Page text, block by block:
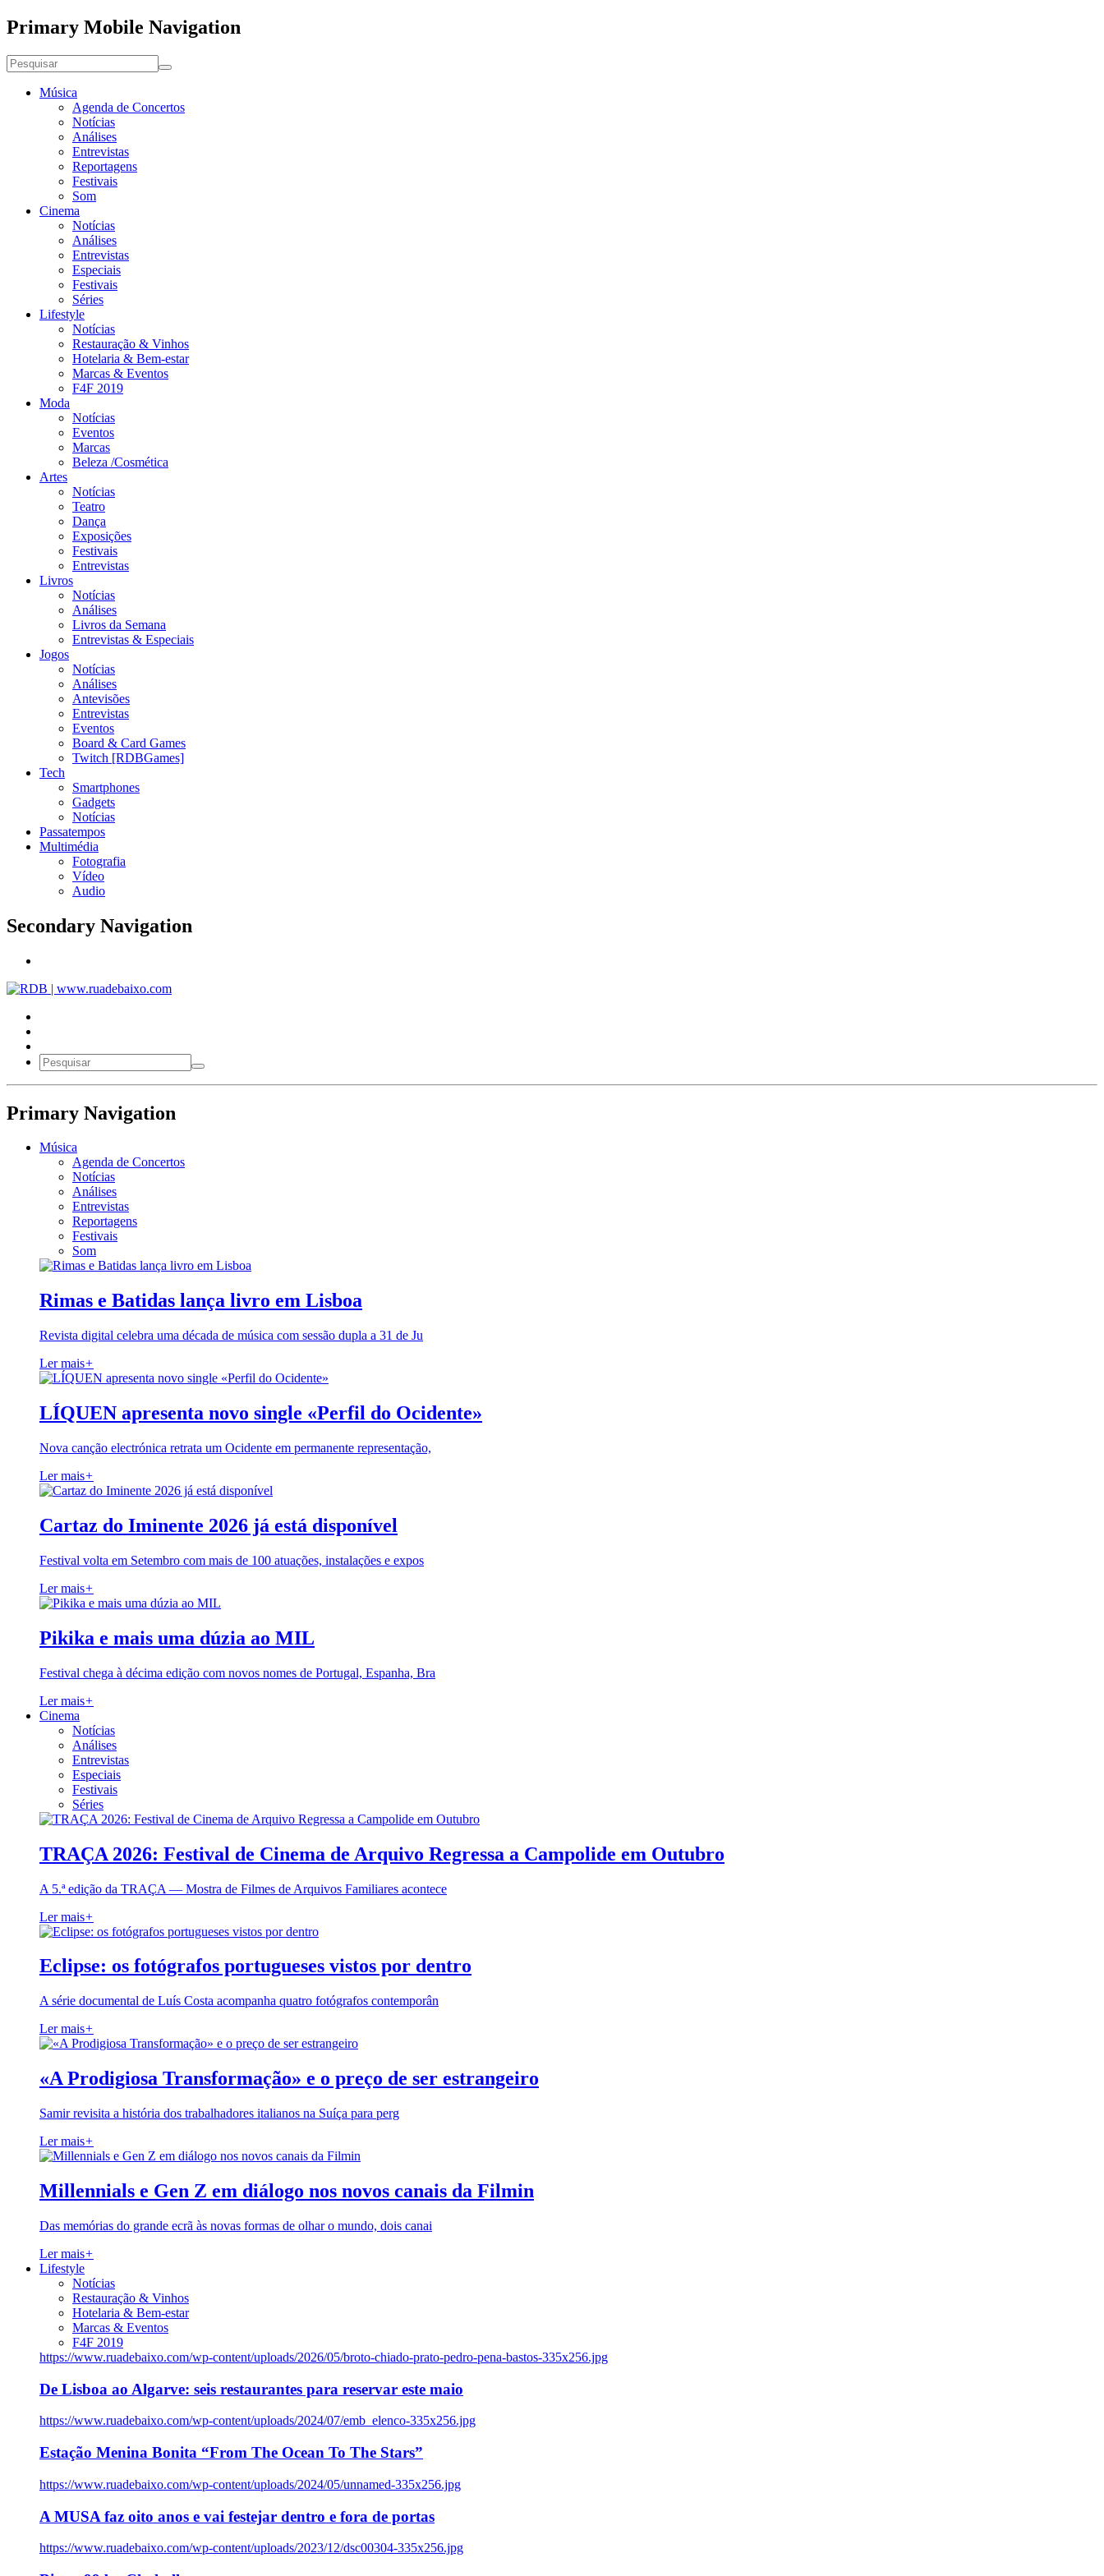
Primary Mobile Navigation
Música
Agenda de Concertos
Notícias
Análises
Entrevistas
Reportagens
Festivais
Som
Cinema
Notícias
Análises
Entrevistas
Especiais
Festivais
Séries
Lifestyle
Notícias
Restauração & Vinhos
Hotelaria & Bem-estar
Marcas & Eventos
F4F 2019
Moda
Notícias
Eventos
Marcas
Beleza /Cosmética
Artes
Notícias
Teatro
Dança
Exposições
Festivais
Entrevistas
Livros
Notícias
Análises
Livros da Semana
Entrevistas & Especiais
Jogos
Notícias
Análises
Antevisões
Entrevistas
Eventos
Board & Card Games
Twitch [RDBGames]
Tech
Smartphones
Gadgets
Notícias
Passatempos
Multimédia
Fotografia
Vídeo
Audio
Secondary Navigation
Primary Navigation
Música
Agenda de Concertos
Notícias
Análises
Entrevistas
Reportagens
Festivais
Som
Rimas e Batidas lança livro em Lisboa
Revista digital celebra uma década de música com sessão dupla a 31 de Ju
Ler mais+
LÍQUEN apresenta novo single «Perfil do Ocidente»
Nova canção electrónica retrata um Ocidente em permanente representação,
Ler mais+
Cartaz do Iminente 2026 já está disponível
Festival volta em Setembro com mais de 100 atuações, instalações e expos
Ler mais+
Pikika e mais uma dúzia ao MIL
Festival chega à décima edição com novos nomes de Portugal, Espanha, Bra
Ler mais+
Cinema
Notícias
Análises
Entrevistas
Especiais
Festivais
Séries
TRAÇA 2026: Festival de Cinema de Arquivo Regressa a Campolide em Outubro
A 5.ª edição da TRAÇA — Mostra de Filmes de Arquivos Familiares acontece
Ler mais+
Eclipse: os fotógrafos portugueses vistos por dentro
A série documental de Luís Costa acompanha quatro fotógrafos contemporân
Ler mais+
«A Prodigiosa Transformação» e o preço de ser estrangeiro
Samir revisita a história dos trabalhadores italianos na Suíça para perg
Ler mais+
Millennials e Gen Z em diálogo nos novos canais da Filmin
Das memórias do grande ecrã às novas formas de olhar o mundo, dois canai
Ler mais+
Lifestyle
Notícias
Restauração & Vinhos
Hotelaria & Bem-estar
Marcas & Eventos
F4F 2019
https://www.ruadebaixo.com/wp-content/uploads/2026/05/broto-chiado-prato-pedro-pena-bastos-335x256.jpg
De Lisboa ao Algarve: seis restaurantes para reservar este maio
https://www.ruadebaixo.com/wp-content/uploads/2024/07/emb_elenco-335x256.jpg
Estação Menina Bonita “From The Ocean To The Stars”
https://www.ruadebaixo.com/wp-content/uploads/2024/05/unnamed-335x256.jpg
A MUSA faz oito anos e vai festejar dentro e fora de portas
https://www.ruadebaixo.com/wp-content/uploads/2023/12/dsc00304-335x256.jpg